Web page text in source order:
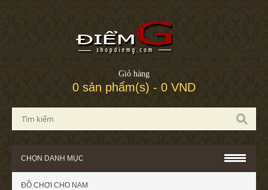
Giỏ hàng
0 sản phẩm(s) - 0 VND
CHỌN DANH MỤC
ĐỒ CHƠI CHO NAM